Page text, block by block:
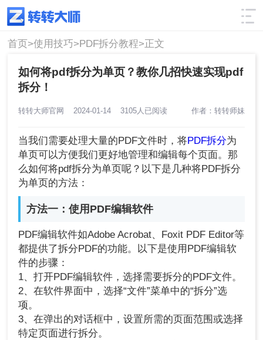
使用技巧 筛选
首页>使用技巧>PDF拆分教程>正文
如何将pdf拆分为单页？教你几招快速实现pdf
拆分！
转转大师官网 2024-01-14 3105人已阅读 作者：转转师妹
当我们需要处理大量的PDF文件时，将PDF拆分为
单页可以方便我们更好地管理和编辑每个页面。那
么如何将pdf拆分为单页呢？以下是几种将PDF拆分
为单页的方法：
方法一：使用PDF编辑软件
PDF编辑软件如Adobe Acrobat、Foxit PDF Editor等
都提供了拆分PDF的功能。以下是使用PDF编辑软
件的步骤：
1、打开PDF编辑软件，选择需要拆分的PDF文件。
2、在软件界面中，选择“文件”菜单中的“拆分”选
项。
3、在弹出的对话框中，设置所需的页面范围或选择
特定页面进行拆分。